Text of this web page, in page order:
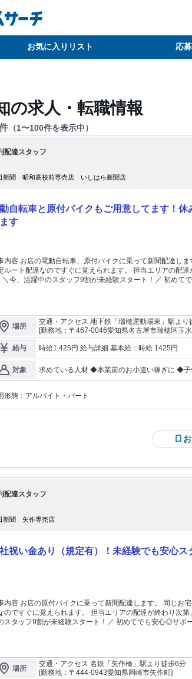
お気に入りリスト 応
の求人・転職情報
（1〜100件を表示中）
配達スタッフ
新聞 昭和高校前専売店 いしはら新聞店
自転車と原付バイクもご用意してます！休
す
内容 お店の電動自転車、原付バイクに乗って新聞配達します。 同じお宅
ルート配達なのですぐに覚えられます。 担当エリアの配
ど幅広く活躍していま
場所
交通・アクセス 地下鉄「瑞穂運動場東」駅より
[勤務地：〒467-0046愛知県名古屋市瑞穂区玉
給与 時給1,425円 給与詳細 基本給：時給 1425円
対象
求めている人材 ◆本業前のお小遣い稼ぎに ◆
形態： アルバイト・パート
配達スタッフ
新聞 矢作専売店
祝い金あり（規定有）！未経験でも安心ス
容 お店の原付バイクに乗って新聞配達します。 同じお宅への固定ルート配
のですぐに覚えられます。 担当エリアの配達が終わり次第、終了♪ ＼
スタッフ9割が未経験スタート！／ 初めてでも安心◎サポ
場所
交通・アクセス 名鉄「矢作橋」駅より徒歩6分
[勤務地：〒444-0943愛知県岡崎市矢作町]